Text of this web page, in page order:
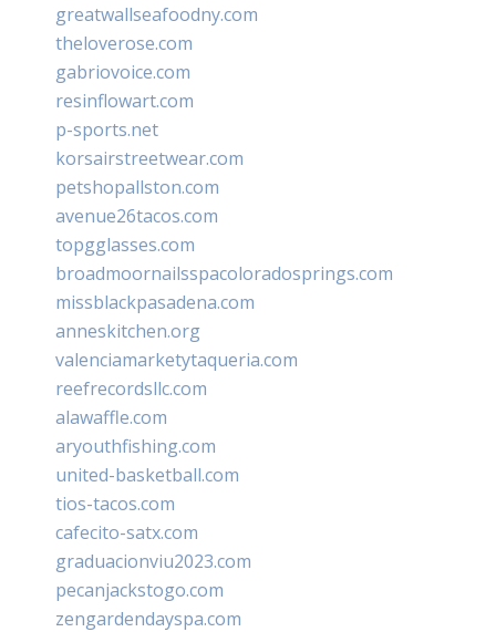
greatwallseafoodny.com
theloverose.com
gabriovoice.com
resinflowart.com
p-sports.net
korsairstreetwear.com
petshopallston.com
avenue26tacos.com
topgglasses.com
broadmoornailsspacoloradosprings.com
missblackpasadena.com
anneskitchen.org
valenciamarketytaqueria.com
reefrecordsllc.com
alawaffle.com
aryouthfishing.com
united-basketball.com
tios-tacos.com
cafecito-satx.com
graduacionviu2023.com
pecanjackstogo.com
zengardendayspa.com